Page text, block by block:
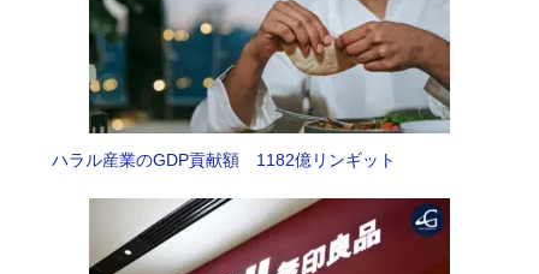
ハラル産業のGDP貢献額 1182億リンギット